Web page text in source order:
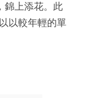
錦上添花。此
以較年輕的單